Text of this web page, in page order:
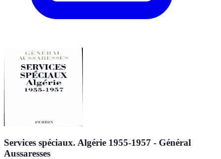
Services spéciaux. Algérie 1955-1957 - Général
Aussaresses